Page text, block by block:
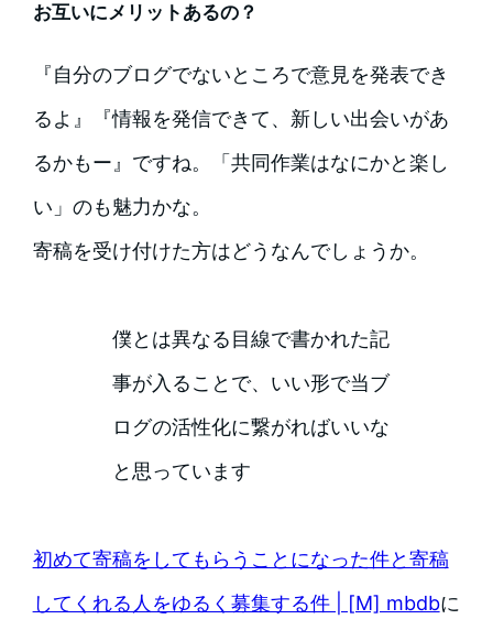
お互いにメリットあるの？
『自分のブログでないところで意見を発表でき
るよ』『情報を発信できて、新しい出会いがあ
るかもー』ですね。「共同作業はなにかと楽し
い」のも魅力かな。
寄稿を受け付けた方はどうなんでしょうか。
僕とは異なる目線で書かれた記
事が入ることで、いい形で当ブ
ログの活性化に繋がればいいな
と思っています
初めて寄稿をしてもらうことになった件と寄稿
してくれる人をゆるく募集する件 | [M] mbdbに